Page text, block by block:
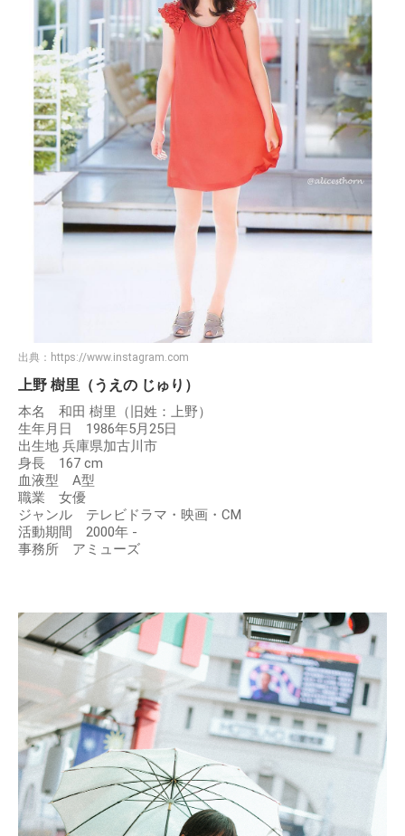
出典： https://www.instagram.com
上野 樹里（うえの じゅり）
本名 和田 樹里（旧姓：上野）
生年月日 1986年5月25日
出生地 兵庫県加古川市
身長 167 cm
血液型 A型
職業 女優
ジャンル テレビドラマ・映画・CM
活動期間 2000年 -
事務所 アミューズ